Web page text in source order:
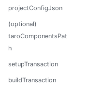
projectConfigJson
(optional)
taroComponentsPat
h
setupTransaction
buildTransaction